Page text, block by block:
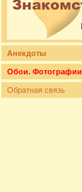
Анекдоты
Обои. Фотографии
Обратная связь